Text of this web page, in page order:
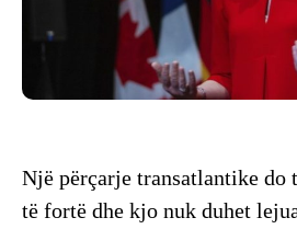
Një përçarje transatlantike do
të fortë dhe kjo nuk duhet